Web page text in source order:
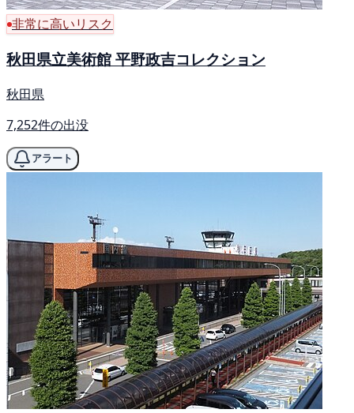
非常に高いリスク
秋田県立美術館 平野政吉コレクション
秋田県
7,252件の出没
アラート